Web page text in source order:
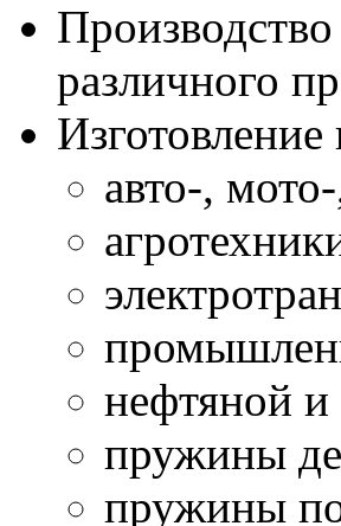
различного
авто-,
нефтяной
пружины
пружины